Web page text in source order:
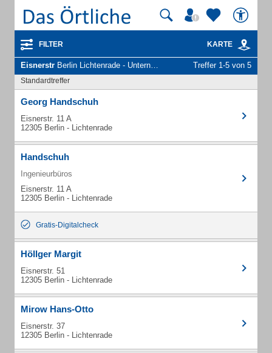
FILTER KARTE
Eisnerstr Berlin Lichtenrade - Unternehmen und Personen Treffer 1-5 von 5
Standardtreffer
Georg Handschuh
Eisnerstr. 11 A
12305 Berlin - Lichtenrade
Handschuh
Ingenieurbüros
Eisnerstr. 11 A
12305 Berlin - Lichtenrade
Gratis-Digitalcheck
Höllger Margit
Eisnerstr. 51
12305 Berlin - Lichtenrade
Mirow Hans-Otto
Eisnerstr. 37
12305 Berlin - Lichtenrade